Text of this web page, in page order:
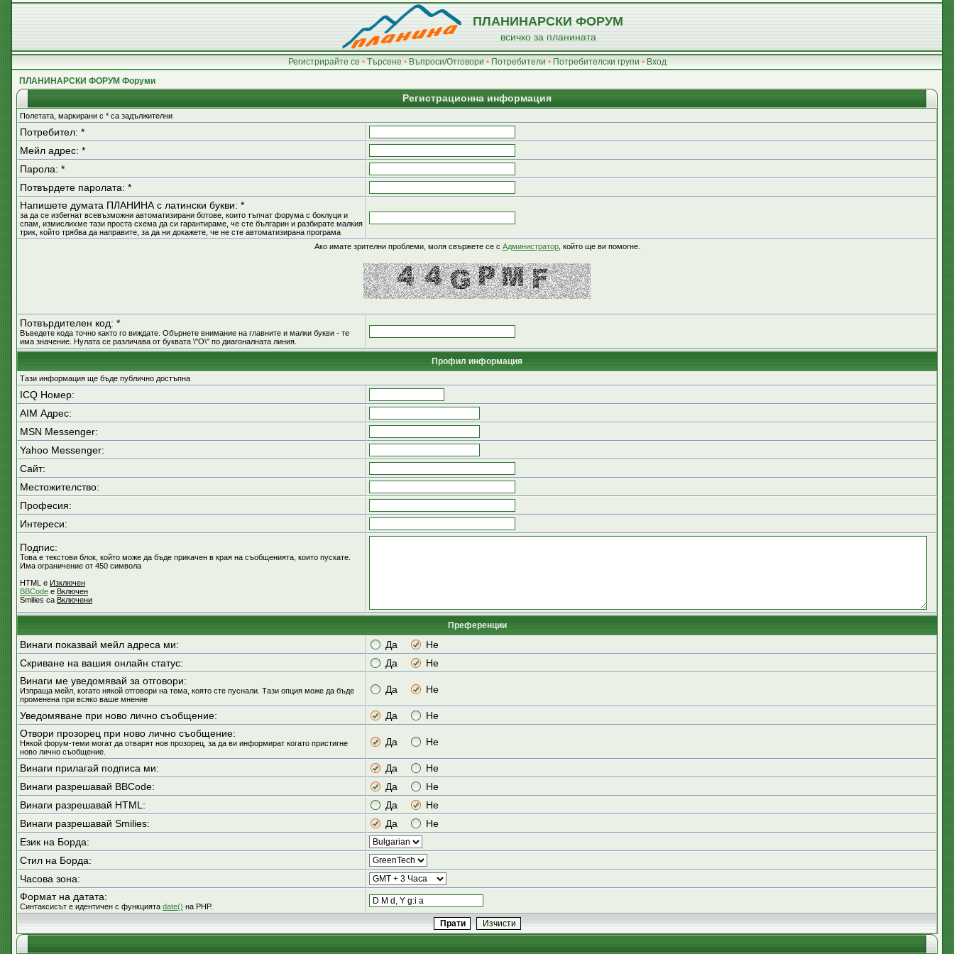
ПЛАНИНАРСКИ ФОРУМ
всичко за планината
Регистрирайте се • Търсене • Въпроси/Отговори • Потребители • Потребителски групи • Вход
ПЛАНИНАРСКИ ФОРУМ Форуми
Регистрационна информация
Полетата, маркирани с * са задължителни
Потребител: *
Мейл адрес: *
Парола: *
Потвърдете паролата: *
Напишете думата ПЛАНИНА с латински букви: *
за да се избегнат всевъзможни автоматизирани ботове, които тъпчат форума с боклуци и
спам, измислихме тази проста схема да си гарантираме, че сте българин и разбирате малкия
трик, който трябва да направите, за да ни докажете, че не сте автоматизирана програма
Ако имате зрителни проблеми, моля свържете се с Администратор, който ще ви помогне.
Потвърдителен код: *
Въведете кода точно както го виждате. Обърнете внимание на главните и малки букви - те
има значение. Нулата се различава от буквата \"O\" по диагоналната линия.
Профил информация
Тази информация ще бъде публично достъпна
ICQ Номер:
AIM Адрес:
MSN Messenger:
Yahoo Messenger:
Сайт:
Местожителство:
Професия:
Интереси:
Подпис:
Това е текстови блок, който може да бъде прикачен в края на съобщенията, които пускате.
Има ограничение от 450 символа
HTML е Изключен
BBCode е Включен
Smilies са Включени
Преференции
Винаги показвай мейл адреса ми: Да
Не
Скриване на вашия онлайн статус:
Да
Не
Винаги ме уведомявай за отговори:
Изпраща мейл, когато някой отговори на тема, която сте пуснали. Тази опция може да бъде
променена при всяко ваше мнение
Да Не
Уведомяване при ново лично съобщение: Да
Не
Отвори прозорец при ново лично съобщение:
Някой форум-теми могат да отварят нов прозорец, за да ви информират когато пристигне
ново лично съобщение.
Да Не
Винаги прилагай подписа ми: Да
Не
Винаги разрешавай BBCode:
Да
Не
Винаги разрешавай HTML:
Да
Не
Винаги разрешавай Smilies:
Да
Не
Език на Борда:
Стил на Борда:
Часова зона:
Формат на датата:
Синтаксисът е идентичен с функцията date() на PHP.